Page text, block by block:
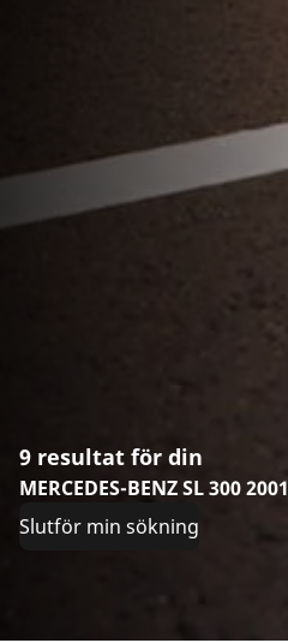
9 resultat för din
MERCEDES-BENZ SL 300 2001
Slutför min sökning